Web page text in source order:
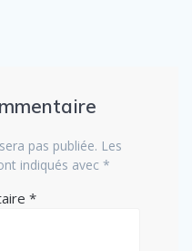
pas publiée. Les
indiqués avec *
*